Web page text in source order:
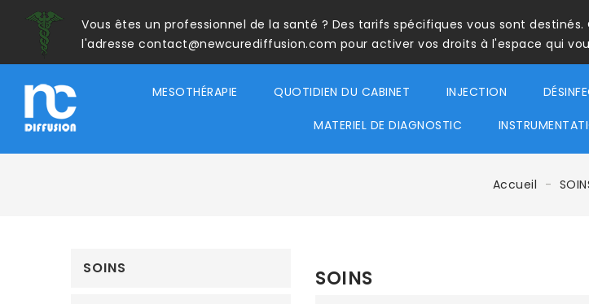
Vous êtes un professionnel de la santé ? Des tarifs spécifiques vous sont
l'adresse contact@newcurediffusion.com pour activer vos droits à l'espace qui
MESOTHÉRAPIE QUOTIDIEN DU CABINET INJECTION
MATERIEL DE DIAGNOSTIC
Accueil
SOINS SOINS